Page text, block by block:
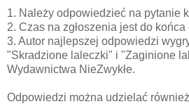
1. Należy odpowiedzieć na pytanie
2. Czas na zgłoszenia jest do
3. Autor najlepszej odpowiedzi
"Skradzione laleczki" i "Zaginione
Wydawnictwa NieZwykłe.
Odpowiedzi można udzielać